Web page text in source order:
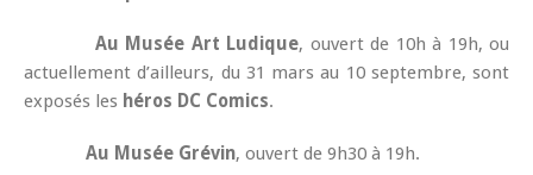
Au Musée Art Ludique, ouvert de 10h à 19h, ou
actuellement d’ailleurs, du 31 mars au 10 septembre, sont
exposés les héros DC Comics.
Au Musée Grévin, ouvert de 9h30 à 19h.